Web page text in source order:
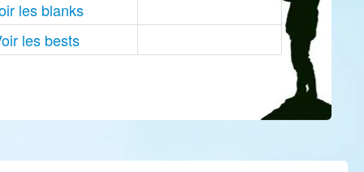
les blanks
les bests